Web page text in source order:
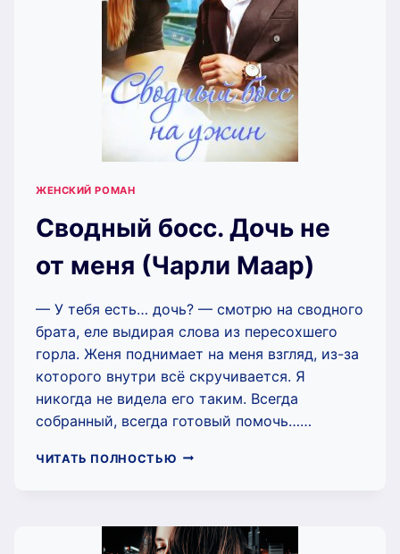
ЖЕНСКИЙ РОМАН
Сводный босс. Дочь не
от меня (Чарли Маар)
— У тебя есть… дочь? — смотрю на сводного
брата, еле выдирая слова из пересохшего
горла. Женя поднимает на меня взгляд, из-за
которого внутри всё скручивается. Я
никогда не видела его таким. Всегда
собранный, всегда готовый помочь……
ЧИТАТЬ ПОЛНОСТЬЮ СВОДНЫЙ
ОТ
МЕНЯ